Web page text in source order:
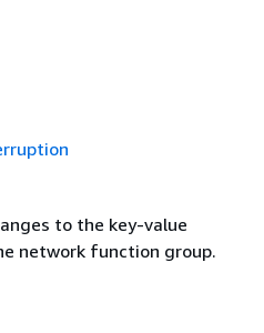
to the key-value
network function group.